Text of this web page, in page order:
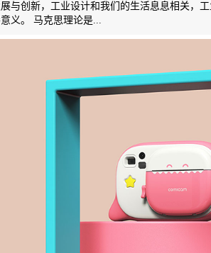
与创新，工业设计和我们的生活息息相关，
义。 马克思理论是...